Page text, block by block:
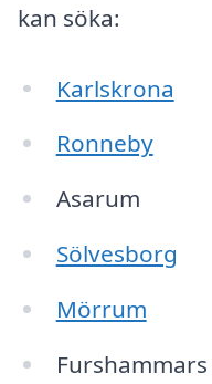
kan söka:
Karlskrona
Ronneby
Asarum
Sölvesborg
Mörrum
Furshammars